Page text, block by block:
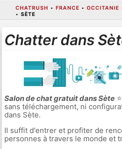
CHATRUSH • FRANCE • OCCITANIE
• SÈTE
Chatter dans
Salon de chat gratuit dans Sète
sans téléchargement, ni
dans Sète.
Il suffit d'entrer et profiter de
personnes à travers le monde et